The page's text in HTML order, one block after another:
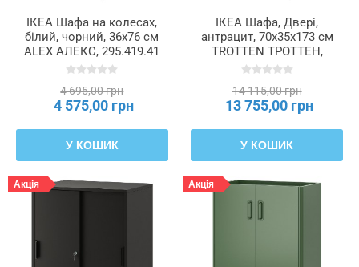
ІКЕА Шафа на колесах,
білий, чорний, 36x76 см
ALEX АЛЕКС, 295.419.41
4 695,00 грн
4 575,00 грн
У КОШИК
ІКЕА Шафа, Двері,
антрацит, 70x35x173 см
TROTTEN ТРОТТЕН,
404.748.36
14 115,00 грн
13 755,00 грн
У КОШИК
Акція Акція